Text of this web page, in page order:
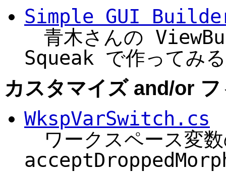
Simple GUI
青木さんの
Squeak で作ってみ
カスタマイズ and/or
WkspVarSwitch.cs
ワークスペース変